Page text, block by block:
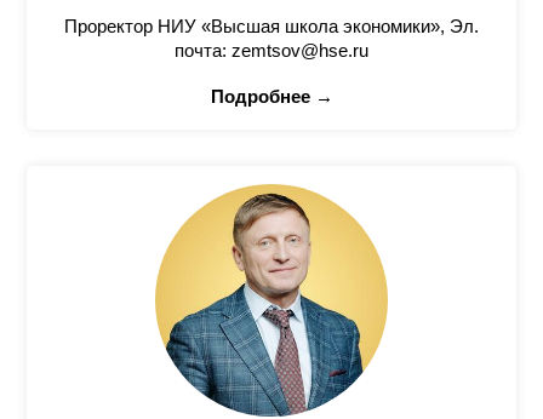
Проректор НИУ «Высшая школа экономики», Эл.
почта: zemtsov@hse.ru
Подробнее →